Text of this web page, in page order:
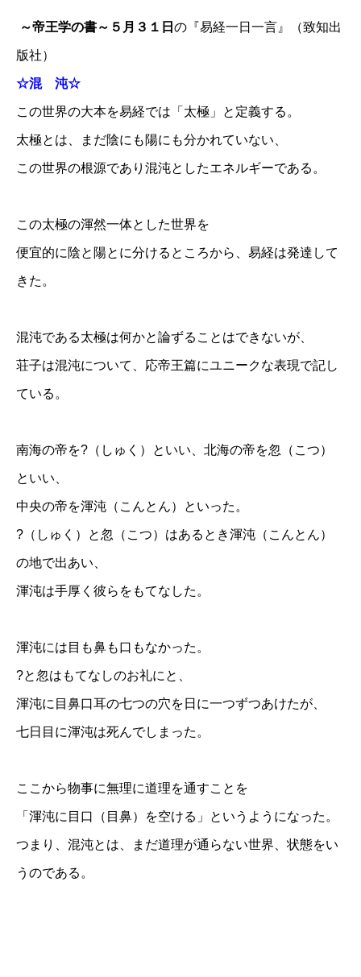
～帝王学の書～５月３１日 の『易経一日一言』（致知出
版社）
☆混 沌☆
この世界の大本を易経では「太極」と定義する。
太極とは、まだ陰にも陽にも分かれていない、
この世界の根源であり混沌としたエネルギーである。
この太極の渾然一体とした世界を
便宜的に陰と陽とに分けるところから、易経は発達して
きた。
混沌である太極は何かと論ずることはできないが、
荘子は混沌について、応帝王篇にユニークな表現で記し
ている。
南海の帝を?（しゅく）といい、北海の帝を忽（こつ）
といい、
中央の帝を渾沌（こんとん）といった。
?（しゅく）と忽（こつ）はあるとき渾沌（こんとん）
の地で出あい、
渾沌は手厚く彼らをもてなした。
渾沌には目も鼻も口もなかった。
?と忽はもてなしのお礼にと、
渾沌に目鼻口耳の七つの穴を日に一つずつあけたが、
七日目に渾沌は死んでしまった。
ここから物事に無理に道理を通すことを
「渾沌に目口（目鼻）を空ける」というようになった。
つまり、混沌とは、まだ道理が通らない世界、状態をい
うのである。